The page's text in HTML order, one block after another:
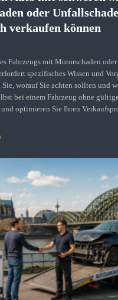
oder
verkaufen können
Fahrzeugs mit Motorschaden
spezifisches Wissen und
worauf Sie achten sollten und
bei einem Fahrzeug ohne
optimieren Sie Ihren